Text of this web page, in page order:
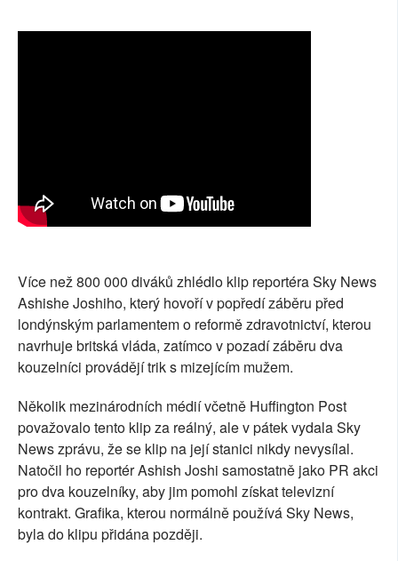
RUBRIKY
Více než 800 000 diváků zhlédlo klip reportéra Sky News
Ashishe Joshiho, který hovoří v popředí záběru před
londýnským parlamentem o reformě zdravotnictví, kterou
navrhuje britská vláda, zatímco v pozadí záběru dva
kouzelníci provádějí trik s mizejícím mužem.
Několik mezinárodních médií včetně Huffington Post
považovalo tento klip za reálný, ale v pátek vydala Sky
News zprávu, že se klip na její stanici nikdy nevysílal.
Natočil ho reportér Ashish Joshi samostatně jako PR akci
pro dva kouzelníky, aby jim pomohl získat televizní
kontrakt. Grafika, kterou normálně používá Sky News,
byla do klipu přidána později.